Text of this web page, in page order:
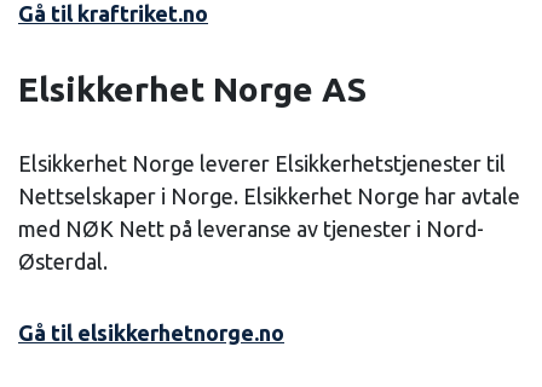
Gå til kraftriket.no
Elsikkerhet Norge AS
Elsikkerhet Norge leverer Elsikkerhetstjenester til
Nettselskaper i Norge. Elsikkerhet Norge har avtale
med NØK Nett på leveranse av tjenester i Nord-
Østerdal.
Gå til elsikkerhetnorge.no